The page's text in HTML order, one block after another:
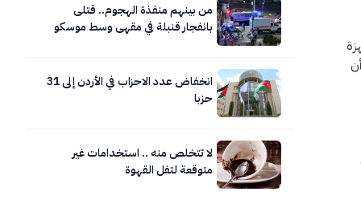
من بينهم منفذة الهجوم.. قتلى
بانفجار قنبلة في مقهى وسط موسكو
انخفاض عدد الاحزاب في الأردن إلى 31
حزبا
لا تتخلص منه .. استخدامات غير
متوقعة لتفل القهوة